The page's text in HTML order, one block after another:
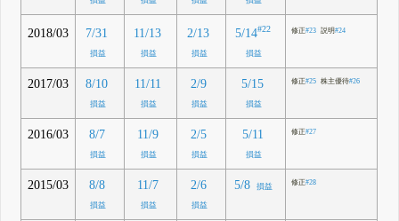
2018/03 7/31
損益
11/13
損益
2/13
損益
5/14#22
損益
修正#23 説明#24
2017/03 8/10
損益
11/11
損益
2/9
損益
5/15
損益
修正#25 株主優待#26
2016/03 8/7
損益
11/9
損益
2/5
損益
5/11
損益
修正#27
2015/03 8/8
損益
11/7
損益
2/6
損益
5/8 損益 修正#28